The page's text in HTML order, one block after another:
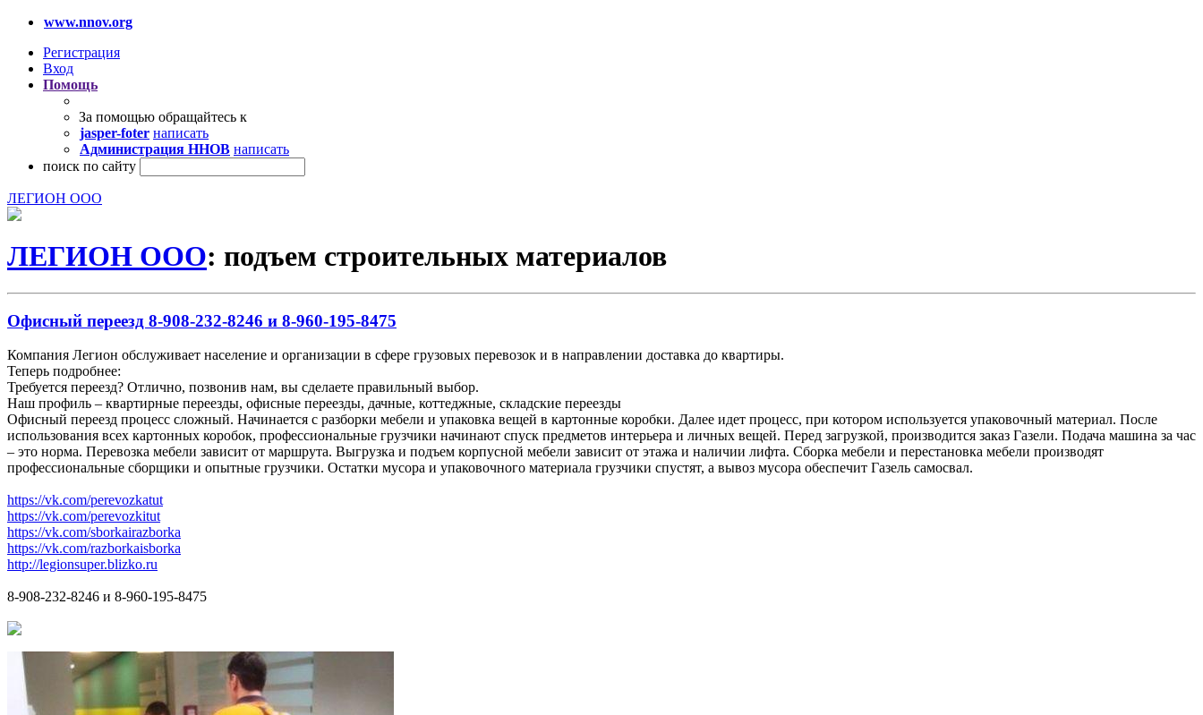
www.nnov.org
Регистрация
Вход
Помощь
За помощью обращайтесь к
jasper-foter написать
Администрация ННОВ написать
поиск по сайту
ЛЕГИОН ООО
ЛЕГИОН ООО: подъем строительных материалов
Офисный переезд 8-908-232-8246 и 8-960-195-8475
Компания Легион обслуживает население и организации в сфере грузовых перевозок и в направлении доставка до квартиры.
Теперь подробнее:
Требуется переезд? Отлично, позвонив нам, вы сделаете правильный выбор.
Наш профиль – квартирные переезды, офисные переезды, дачные, коттеджные, складские переезды
Офисный переезд процесс сложный. Начинается с разборки мебели и упаковка вещей в картонные коробки. Далее идет процесс, при котором используется упаковочный материал. После
использования всех картонных коробок, профессиональные грузчики начинают спуск предметов интерьера и личных вещей. Перед загрузкой, производится заказ Газели. Подача машина за час
– это норма. Перевозка мебели зависит от маршрута. Выгрузка и подъем корпусной мебели зависит от этажа и наличии лифта. Сборка мебели и перестановка мебели производят
профессиональные сборщики и опытные грузчики. Остатки мусора и упаковочного материала грузчики спустят, а вывоз мусора обеспечит Газель самосвал.
https://vk.com/perevozkatut
https://vk.com/perevozkitut
https://vk.com/sborkairazborka
https://vk.com/razborkaisborka
http://legionsuper.blizko.ru
8-908-232-8246 и 8-960-195-8475